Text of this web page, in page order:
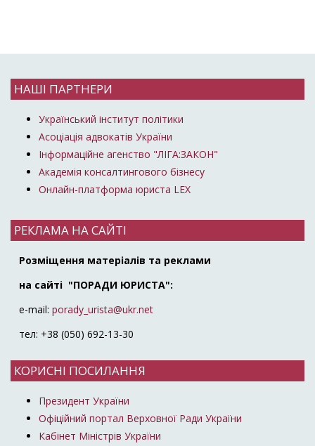
НАШІ ПАРТНЕРИ
Український інститут політики
Асоціація адвокатів України
Інформаційне агенство "ЛІГА:ЗАКОН"
Академія консалтингового бізнесу
Онлайн-платформа юриста LEX
РЕКЛАМА НА САЙТІ
Розміщення матеріалів та реклами
на сайті "ПОРАДИ ЮРИСТА":
e-mail: porady_urista@ukr.net
тел: +38 (050) 692-13-30
КОРИСНІ ПОСИЛАННЯ
Президент України
Офіційний портал Верховної Ради України
Кабінет Міністрів України